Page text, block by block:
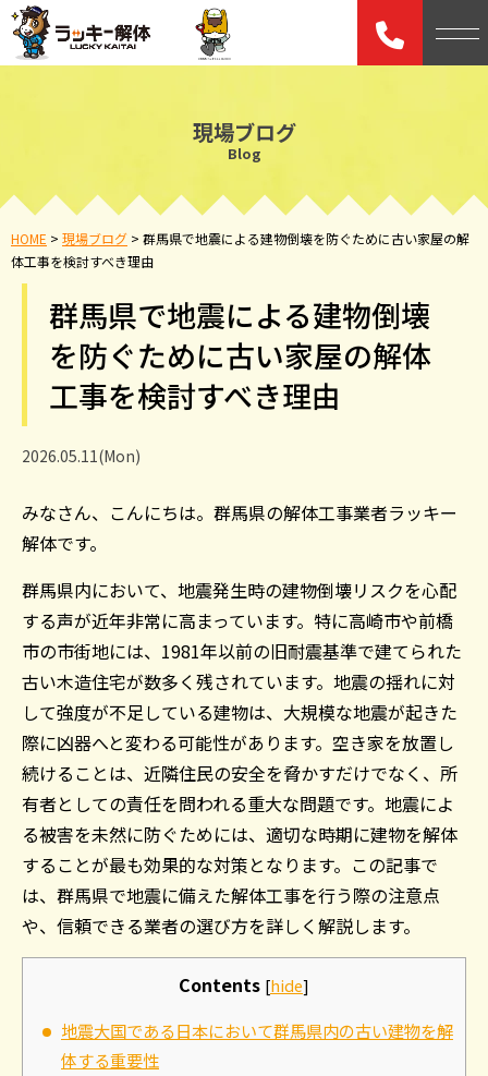
現場ブログ
Blog
HOME > 現場ブログ > 群馬県で地震による建物倒壊を防ぐために古い家屋の解
体工事を検討すべき理由
群馬県で地震による建物倒壊
を防ぐために古い家屋の解体
工事を検討すべき理由
2026.05.11(Mon)
みなさん、こんにちは。群馬県の解体工事業者ラッキー
解体です。
群馬県内において、地震発生時の建物倒壊リスクを心配
する声が近年非常に高まっています。特に高崎市や前橋
市の市街地には、1981年以前の旧耐震基準で建てられた
古い木造住宅が数多く残されています。地震の揺れに対
して強度が不足している建物は、大規模な地震が起きた
際に凶器へと変わる可能性があります。空き家を放置し
続けることは、近隣住民の安全を脅かすだけでなく、所
有者としての責任を問われる重大な問題です。地震によ
る被害を未然に防ぐためには、適切な時期に建物を解体
することが最も効果的な対策となります。この記事で
は、群馬県で地震に備えた解体工事を行う際の注意点
や、信頼できる業者の選び方を詳しく解説します。
Contents [hide]
地震大国である日本において群馬県内の古い建物を解
体する重要性